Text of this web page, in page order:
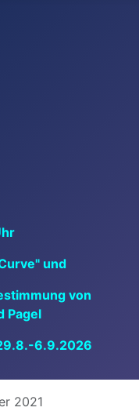
und
von
Pagel
6.9.2026
2021